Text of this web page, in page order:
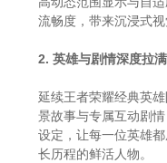
流畅度，带来沉浸式视
2. 英雄与剧情深度拉满
延续王者荣耀经典英
景故事与专属互动剧
设定，让每一位英雄
长历程的鲜活人物。